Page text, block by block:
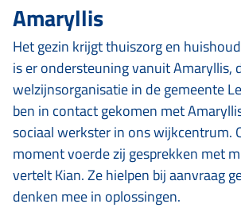
Amaryllis
Het gezin krijgt thuiszorg en
is er ondersteuning vanuit Amaryllis,
welzijnsorganisatie in de gemeente
ben in contact gekomen met
sociaal werkster in ons wijkcentrum.
moment voerde zij gesprekken met
vertelt Kian. Ze hielpen bij aanvraag
denken mee in oplossingen.